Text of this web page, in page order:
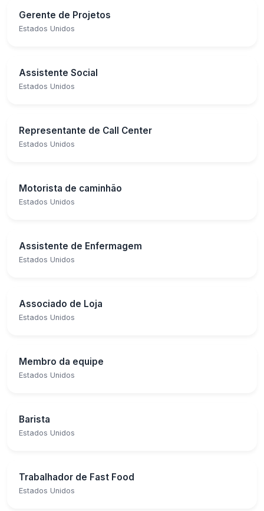
Gerente de Projetos
Estados Unidos
Assistente Social
Estados Unidos
Representante de Call Center
Estados Unidos
Motorista de caminhão
Estados Unidos
Assistente de Enfermagem
Estados Unidos
Associado de Loja
Estados Unidos
Membro da equipe
Estados Unidos
Barista
Estados Unidos
Trabalhador de Fast Food
Estados Unidos